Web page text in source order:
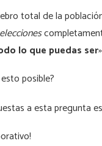
total de la
elecciones
lo que puedas ser
posible?
a esta pregunta